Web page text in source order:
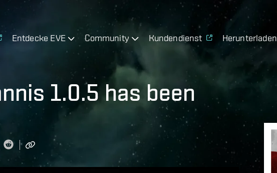
Entdecke EVE Community Kundendienst Herunterladen
1.0.5 has been